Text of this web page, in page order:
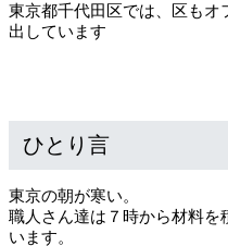
東京都千代田区では、区もオ
出しています
ひとり言
東京の朝が寒い。
職人さん達は７時から材料を
います。